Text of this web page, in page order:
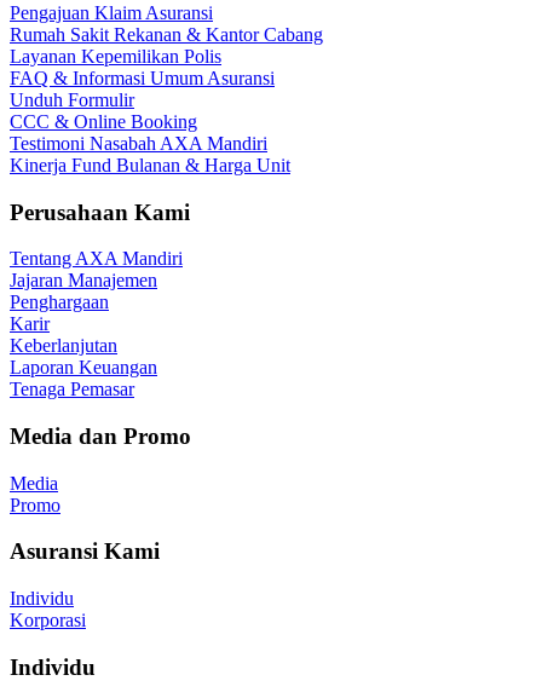
Pengajuan Klaim Asuransi
Rumah Sakit Rekanan & Kantor Cabang
Layanan Kepemilikan Polis
FAQ & Informasi Umum Asuransi
Unduh Formulir
CCC & Online Booking
Testimoni Nasabah AXA Mandiri
Kinerja Fund Bulanan & Harga Unit
Perusahaan Kami
Tentang AXA Mandiri
Jajaran Manajemen
Penghargaan
Karir
Keberlanjutan
Laporan Keuangan
Tenaga Pemasar
Media dan Promo
Media
Promo
Asuransi Kami
Individu
Korporasi
Individu